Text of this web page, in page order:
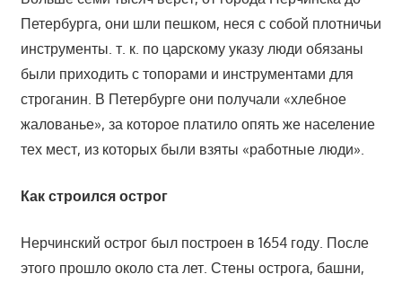
Петербурга, они шли пешком, неся с собой плотничьи
инструменты. т. к. по царскому указу люди обязаны
были приходить с топорами и инструментами для
строганин. В Петербурге они получали «хлебное
жалованье», за которое платило опять же население
тех мест, из которых были взяты «работные люди».
Как строился острог
Нерчинский острог был построен в 1654 году. После
этого прошло около ста лет. Стены острога, башни,